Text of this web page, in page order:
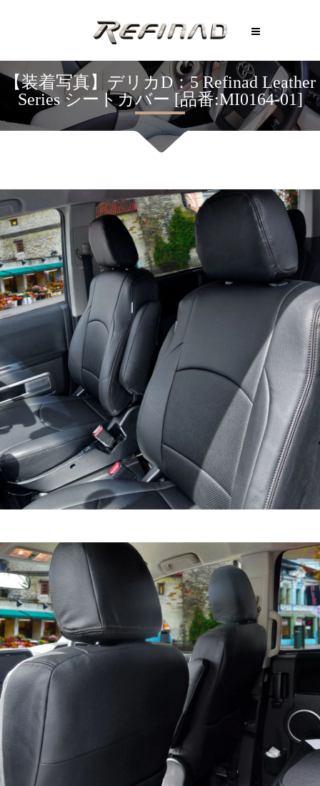
【装着写真】デリカD：5 Refinad Leather
Series シートカバー [品番:MI0164-01]